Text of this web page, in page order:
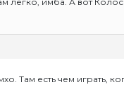
Там есть чем играть,